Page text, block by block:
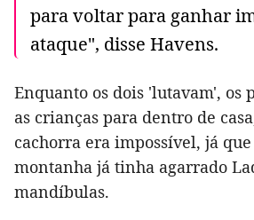
para voltar para ganhar
ataque", disse Havens.
Enquanto os dois 'lutavam', os
as crianças para dentro de
cachorra era impossível, já
montanha já tinha agarrado
mandíbulas.